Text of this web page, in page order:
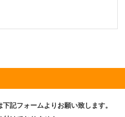
記フォームよりお願い致します。